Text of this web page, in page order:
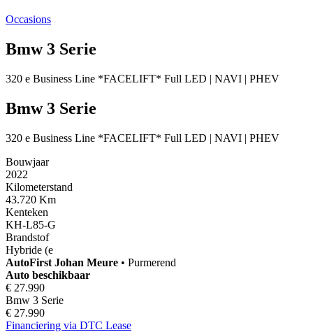
Occasions
Bmw 3 Serie
320 e Business Line *FACELIFT* Full LED | NAVI | PHEV
Bmw 3 Serie
320 e Business Line *FACELIFT* Full LED | NAVI | PHEV
Bouwjaar
2022
Kilometerstand
43.720 Km
Kenteken
KH-L85-G
Brandstof
Hybride (e
AutoFirst Johan Meure • Purmerend
Auto beschikbaar
€ 27.990
Bmw 3 Serie
€ 27.990
Financiering via DTC Lease